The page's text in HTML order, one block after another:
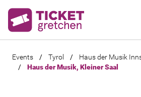
Events / Tyrol /
Haus der Musik
/
Haus der Musik, Kleiner Saal